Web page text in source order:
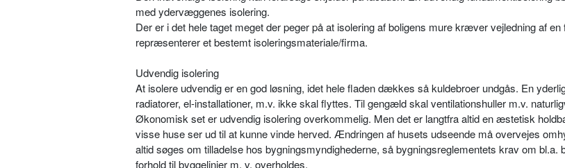
med ydervæggenes isolering.
Der er i det hele taget meget der peger på at isolering af boligens mure kræver vejledning af
repræsenterer et bestemt isoleringsmateriale/firma.
Udvendig isolering
At isolere udvendig er en god løsning, idet hele fladen dækkes så kuldebroer undgås. En
radiatorer, el-installationer, m.v. ikke skal flyttes. Til gengæld skal ventilationshuller m.v.
Økonomisk set er udvendig isolering overkommelig. Men det er langtfra altid en æstetisk
visse huse ser ud til at kunne vinde herved. Ændringen af husets udseende må overvejes
altid søges om tilladelse hos bygningsmyndighederne, så bygningsreglementets krav om bl.a.
forhold til byggelinier m. v. overholdes.